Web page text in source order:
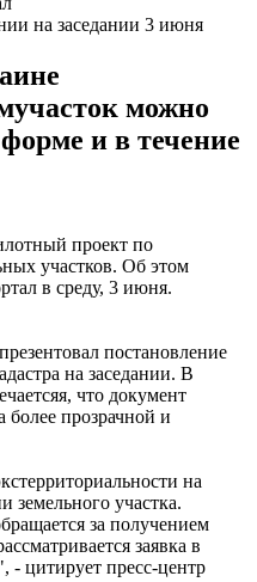
на заседании 3 июня
можно
и в течение
проект по
участков. Об этом
в среду, 3 июня.
постановление
на заседании. В
что документ
более прозрачной и
на
земельного участка.
за получением
заявка в
- цитирует пресс-центр